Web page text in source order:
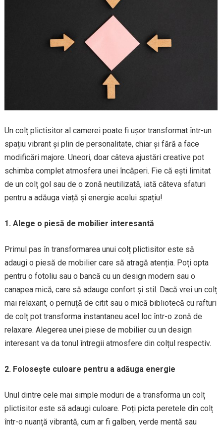
Un colț plictisitor al camerei poate fi ușor transformat într-un
spațiu vibrant și plin de personalitate, chiar și fără a face
modificări majore. Uneori, doar câteva ajustări creative pot
schimba complet atmosfera unei încăperi. Fie că ești limitat
de un colț gol sau de o zonă neutilizată, iată câteva sfaturi
pentru a adăuga viață și energie acelui spațiu!
1. Alege o piesă de mobilier interesantă
Primul pas în transformarea unui colț plictisitor este să
adaugi o piesă de mobilier care să atragă atenția. Poți opta
pentru o fotoliu sau o bancă cu un design modern sau o
canapea mică, care să adauge confort și stil. Dacă vrei un colț
mai relaxant, o pernuță de citit sau o mică bibliotecă cu rafturi
de colț pot transforma instantaneu acel loc într-o zonă de
relaxare. Alegerea unei piese de mobilier cu un design
interesant va da tonul întregii atmosfere din colțul respectiv.
2. Folosește culoare pentru a adăuga energie
Unul dintre cele mai simple moduri de a transforma un colț
plictisitor este să adaugi culoare. Poți picta peretele din colț
într-o nuanță vibrantă, cum ar fi galben, verde mentă sau